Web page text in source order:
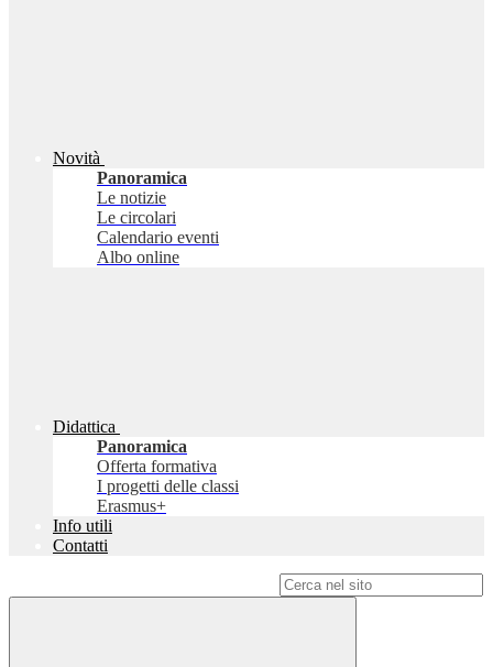
Novità
Panoramica
Le notizie
Le circolari
Calendario eventi
Albo online
Didattica
Panoramica
Offerta formativa
I progetti delle classi
Erasmus+
Info utili
Contatti